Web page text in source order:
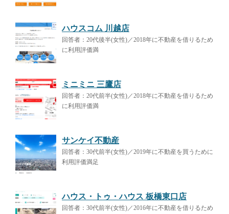
ハウスコム 川越店
回答者：20代後半(女性)／2018年に不動産を借りるため
に利用評価満
ミニミニ 三鷹店
回答者：20代前半(女性)／2018年に不動産を借りるため
に利用評価満
サンケイ不動産
回答者：30代前半(女性)／2019年に不動産を買うために
利用評価満足
ハウス・トゥ・ハウス 板橋東口店
回答者：30代前半(女性)／2016年に不動産を借りるため